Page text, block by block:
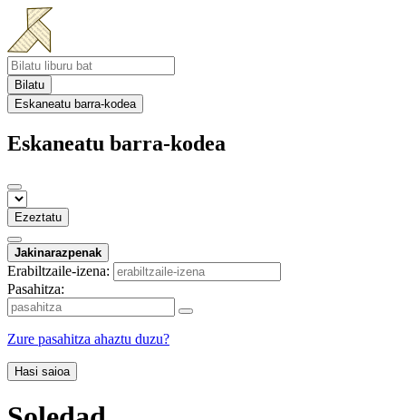
Bilatu
Eskaneatu barra-kodea
Eskaneatu barra-kodea
Ezeztatu
Jakinarazpenak
Erabiltzaile-izena:
Pasahitza:
Zure pasahitza ahaztu duzu?
Hasi saioa